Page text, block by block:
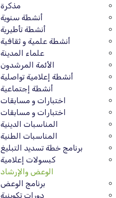
مذكرة
أنشطة سنوية
أنشطة تأطيرية
أنشطة علمية و ثقافية
علماء المدينة
الأئمة المرشدون
أنشطة إعلامية تواصلية
أنشطة إجتماعية
اختبارات و مسابقات
اختبارات و مسابقات
المناسبات الدينية
المناسبات الطنية
برنامج خطة تسديد التبليغ
كبسولات إعلامية
الوعض والإرشاد
برنامج الوعض
دورات تكوينية